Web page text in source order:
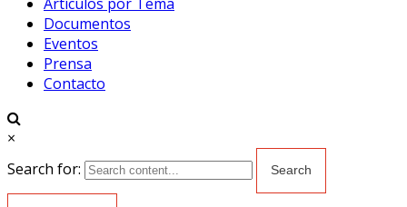
Documentos
Eventos
Prensa
Contacto
×
Search for: